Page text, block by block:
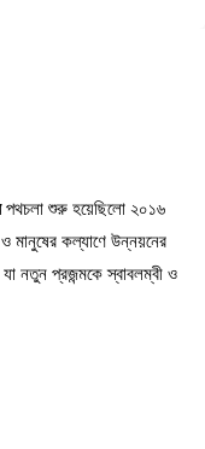
পথচলা শুরু হয়েছিলো ২০১৬
মানুষের কল্যাণে উন্নয়নের
যা নতুন প্রজন্মকে স্বাবলম্বী ও